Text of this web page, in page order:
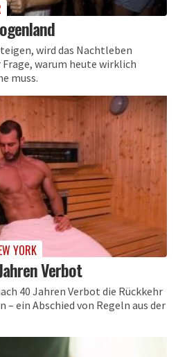
wird das Nachtleben
warum heute wirklich
muss.
YORK
Verbot
40 Jahren Verbot die Rückkehr
– ein Abschied von Regeln aus der